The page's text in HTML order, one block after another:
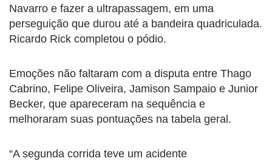
Navarro e fazer a ultrapassagem, em uma
perseguição que durou até a bandeira quadriculada.
Ricardo Rick completou o pódio.
Emoções não faltaram com a disputa entre Thago
Cabrino, Felipe Oliveira, Jamison Sampaio e Junior
Becker, que apareceram na sequência e
melhoraram suas pontuações na tabela geral.
“A segunda corrida teve um acidente